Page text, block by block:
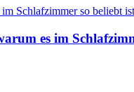
es im